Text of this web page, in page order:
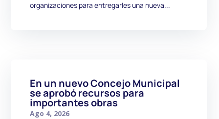
organizaciones para entregarles una nueva...
En un nuevo Concejo Municipal
se aprobó recursos para
importantes obras
Ago 4, 2026